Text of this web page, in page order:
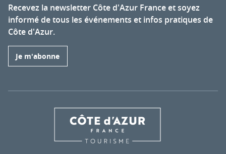
Recevez la newsletter Côte d'Azur France et soyez
informé de tous les événements et infos pratiques de
Côte d'Azur.
Je m'abonne